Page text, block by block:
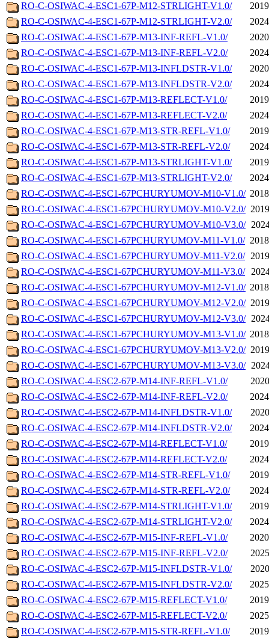
RO-C-OSIWAC-4-ESC1-67P-M12-STRLIGHT-V1.0/
RO-C-OSIWAC-4-ESC1-67P-M12-STRLIGHT-V2.0/
RO-C-OSIWAC-4-ESC1-67P-M13-INF-REFL-V1.0/
RO-C-OSIWAC-4-ESC1-67P-M13-INF-REFL-V2.0/
RO-C-OSIWAC-4-ESC1-67P-M13-INFLDSTR-V1.0/
RO-C-OSIWAC-4-ESC1-67P-M13-INFLDSTR-V2.0/
RO-C-OSIWAC-4-ESC1-67P-M13-REFLECT-V1.0/
RO-C-OSIWAC-4-ESC1-67P-M13-REFLECT-V2.0/
RO-C-OSIWAC-4-ESC1-67P-M13-STR-REFL-V1.0/
RO-C-OSIWAC-4-ESC1-67P-M13-STR-REFL-V2.0/
RO-C-OSIWAC-4-ESC1-67P-M13-STRLIGHT-V1.0/
RO-C-OSIWAC-4-ESC1-67P-M13-STRLIGHT-V2.0/
RO-C-OSIWAC-4-ESC1-67PCHURYUMOV-M10-V1.0/
RO-C-OSIWAC-4-ESC1-67PCHURYUMOV-M10-V2.0/
RO-C-OSIWAC-4-ESC1-67PCHURYUMOV-M10-V3.0/
RO-C-OSIWAC-4-ESC1-67PCHURYUMOV-M11-V1.0/
RO-C-OSIWAC-4-ESC1-67PCHURYUMOV-M11-V2.0/
RO-C-OSIWAC-4-ESC1-67PCHURYUMOV-M11-V3.0/
RO-C-OSIWAC-4-ESC1-67PCHURYUMOV-M12-V1.0/
RO-C-OSIWAC-4-ESC1-67PCHURYUMOV-M12-V2.0/
RO-C-OSIWAC-4-ESC1-67PCHURYUMOV-M12-V3.0/
RO-C-OSIWAC-4-ESC1-67PCHURYUMOV-M13-V1.0/
RO-C-OSIWAC-4-ESC1-67PCHURYUMOV-M13-V2.0/
RO-C-OSIWAC-4-ESC1-67PCHURYUMOV-M13-V3.0/
RO-C-OSIWAC-4-ESC2-67P-M14-INF-REFL-V1.0/
RO-C-OSIWAC-4-ESC2-67P-M14-INF-REFL-V2.0/
RO-C-OSIWAC-4-ESC2-67P-M14-INFLDSTR-V1.0/
RO-C-OSIWAC-4-ESC2-67P-M14-INFLDSTR-V2.0/
RO-C-OSIWAC-4-ESC2-67P-M14-REFLECT-V1.0/
RO-C-OSIWAC-4-ESC2-67P-M14-REFLECT-V2.0/
RO-C-OSIWAC-4-ESC2-67P-M14-STR-REFL-V1.0/
RO-C-OSIWAC-4-ESC2-67P-M14-STR-REFL-V2.0/
RO-C-OSIWAC-4-ESC2-67P-M14-STRLIGHT-V1.0/
RO-C-OSIWAC-4-ESC2-67P-M14-STRLIGHT-V2.0/
RO-C-OSIWAC-4-ESC2-67P-M15-INF-REFL-V1.0/
RO-C-OSIWAC-4-ESC2-67P-M15-INF-REFL-V2.0/
RO-C-OSIWAC-4-ESC2-67P-M15-INFLDSTR-V1.0/
RO-C-OSIWAC-4-ESC2-67P-M15-INFLDSTR-V2.0/
RO-C-OSIWAC-4-ESC2-67P-M15-REFLECT-V1.0/
RO-C-OSIWAC-4-ESC2-67P-M15-REFLECT-V2.0/
RO-C-OSIWAC-4-ESC2-67P-M15-STR-REFL-V1.0/